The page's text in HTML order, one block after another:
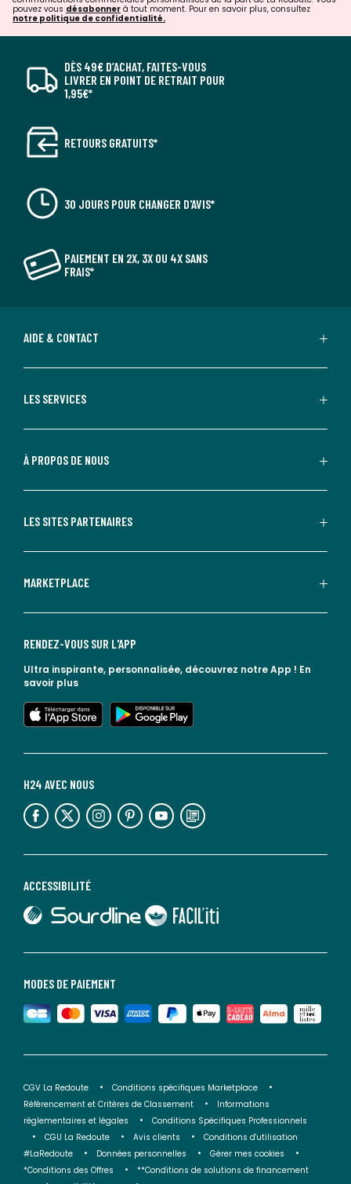
pouvez vous désabonner à tout moment. Pour en savoir plus, consultez
notre politique de confidentialité.
DÈS 49€ D’ACHAT, FAITES-VOUS
LIVRER EN POINT DE RETRAIT POUR
1,95€*
RETOURS GRATUITS*
30 JOURS POUR CHANGER D'AVIS*
PAIEMENT EN 2X, 3X OU 4X SANS
FRAIS*
AIDE & CONTACT
LES SERVICES
À PROPOS DE NOUS
LES SITES PARTENAIRES
MARKETPLACE
MODES DE PAIEMENT
ACCESSIBILITÉ
lien vers Sourdline
lien vers Faciliti
H24 AVEC NOUS
lien vers l'espace réseaux sociaux lien vers l'espace réseaux sociaux lien vers l'espace réseaux sociaux lien vers l'espace réseaux sociaux lien vers l'espace réseaux sociaux lien vers le blog la redoute
RENDEZ-VOUS SUR L'APP
Ultra inspirante, personnalisée, découvrez notre App ! En
savoir plus
lien vers l'app store
lien vers google play
CGV La Redoute
Conditions spécifiques Marketplace
Référencement et Critères de Classement
Informations
réglementaires et légales
Conditions Spécifiques Professionnels
CGU La Redoute
Avis clients
Conditions d'utilisation
#LaRedoute
Données personnelles
Gérer mes cookies
*Conditions des Offres
**Conditions de solutions de financement